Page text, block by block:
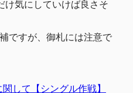
け気にしていけば良さそ
ですが、御札には注意で
して【シングル作戦】